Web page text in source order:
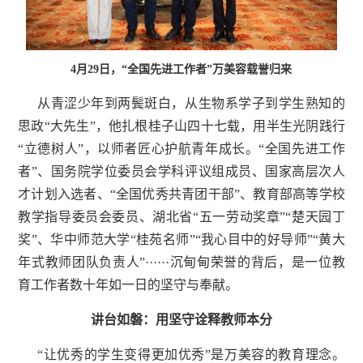
4月29日，“全国先进工作者”万美容载誉归来
从青涩少年到两鬓斑白，从生物系学子到学生熟知的
思政“大先生”，他扎根桂子山四十七载，用半生光阴践行
“立德树人”，以师者匠心护航青年成长。“全国先进工作
者”、国务院学位委员会学科评议组成员、国家高层次人
才计划入选者、“全国优秀共青团干部”、教育部高等学校
教学指导委员会委员、湖北省“五一劳动奖章”“楚天园丁
奖”、华中师范大学“桂苑名师”“我心目中的好导师”“黄大
年式教师团队负责人”······沉甸甸荣誉的背后，是一位教
育工作者数十年如一日的坚守与奉献。
讲台如磐：用坚守诠释教师本分
“让优秀的学生变得更加优秀”是万美容的教育理念。